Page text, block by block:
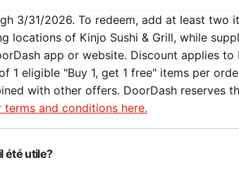
3/31/2026. To redeem, add at least two
locations of Kinjo Sushi & Grill, while
app or website. Discount applies
1 eligible "Buy 1, get 1 free" items per
with other offers. DoorDash reserves
terms and conditions here.
été utile?